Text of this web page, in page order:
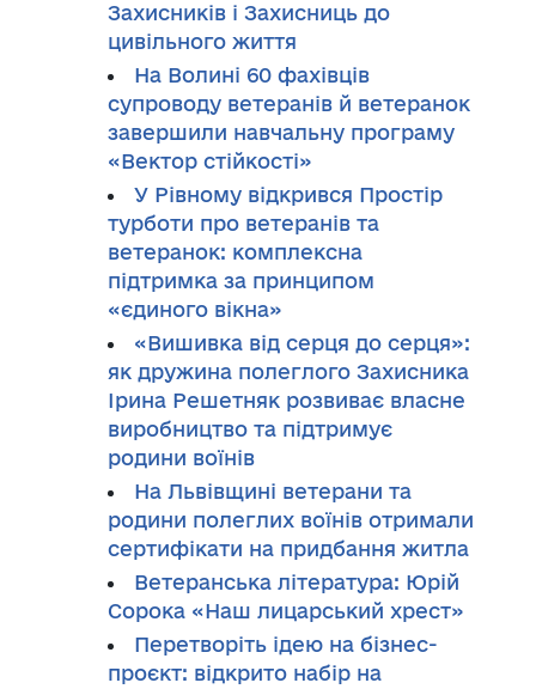
Захисників і Захисниць до
цивільного життя
На Волині 60 фахівців
супроводу ветеранів й ветеранок
завершили навчальну програму
«Вектор стійкості»
У Рівному відкрився Простір
турботи про ветеранів та
ветеранок: комплексна
підтримка за принципом
«єдиного вікна»
«Вишивка від серця до серця»:
як дружина полеглого Захисника
Ірина Решетняк розвиває власне
виробництво та підтримує
родини воїнів
На Львівщині ветерани та
родини полеглих воїнів отримали
сертифікати на придбання житла
Ветеранська література: Юрій
Сорока «Наш лицарський хрест»
Перетворіть ідею на бізнес-
проєкт: відкрито набір на